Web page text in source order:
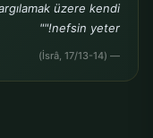
üzere kendi
nefsin yeter!""
— (İsrâ, 17/13-14)